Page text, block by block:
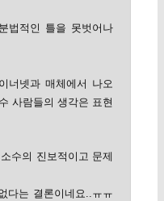
법적인 틀을 못벗어나
너넷과 매체에서 나오
사람들의 생각은 표현
수의 진보적이고 문제
다는 결론이네요..ㅠㅠ